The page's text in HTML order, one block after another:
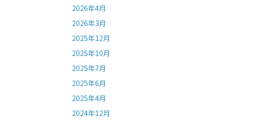
2026年4月
2026年3月
2025年12月
2025年10月
2025年7月
2025年6月
2025年4月
2024年12月